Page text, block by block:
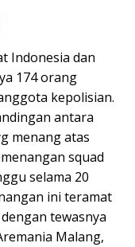
Indonesia dan
174 orang
kepolisian.
antara
menang atas
squad
selama 20
ini teramat
tewasnya
Malang,